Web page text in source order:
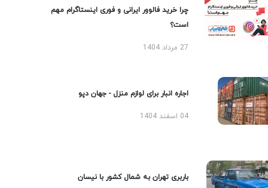
چرا خرید فالوور ایرانی و فوری اینستاگرام مهم
است؟
27 مرداد 1404
اجاره انبار برای لوازم منزل - جهان دپو
04 اسفند 1404
باربری تهران به شمال کشور با نیسان